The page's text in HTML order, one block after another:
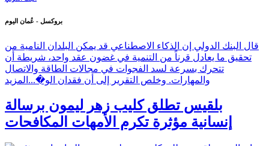
بروكسل - عُمان اليوم
قال البنك الدولي إن الذكاء الاصطناعي قد يمكن البلدان النامية من
تحقيق ما يعادل قرناً من التنمية في غضون عقد واحد، شريطة أن
تتحرك بسرعة لسد الفجوات في مجالات الطاقة والاتصال
والمهارات. وخلص التقرير إلى أن فقدان الو�... المزيد
بلقيس تطلق كليب زهر ليمون برسالة
إنسانية مؤثرة تكرم الأمهات المكافحات